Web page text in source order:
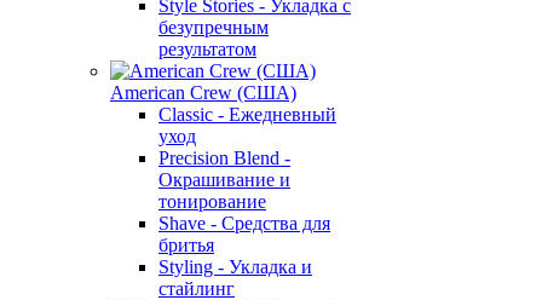
Style Stories - Укладка с
безупречным
результатом
American Crew (США)
Classic - Ежедневный
уход
Precision Blend -
Окрашивание и
тонирование
Shave - Средства для
бритья
Styling - Укладка и
стайлинг